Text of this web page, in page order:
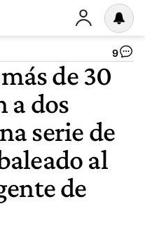
9
de 30
a dos
serie de
al
de